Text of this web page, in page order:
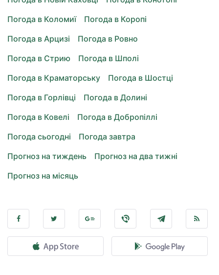
Погода в Коломиї
Погода в Коропі
Погода в Арцизі
Погода в Ровно
Погода в Стрию
Погода в Шполі
Погода в Краматорську
Погода в Шостці
Погода в Горлівці
Погода в Долині
Погода в Ковелі
Погода в Добропіллі
Погода сьогодні
Погода завтра
Прогноз на тиждень
Прогноз на два тижні
Прогноз на місяць